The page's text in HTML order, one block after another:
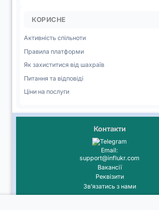
КОРИСНЕ
Активність спільноти
Правила платформи
Як захиститися від шахраїв
Питання та відповіді
Ціни на послуги
Контакти
Email:
support@influkr.com
Вакансії
Реквізити
Звʼязатись з нами